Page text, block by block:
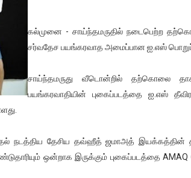
கண்டனப் போராட்டத்திற்கு
படித்த மாணவர்கள் தொடர்பில்
இலங்கைத் தமிழ் குடும்பம்!! நடந்தது என்ன
: ரஜினிக்காக இலங்கை பாடலாசிரியர்
கூடிய இடங்கள்...
கல்முனை - சாய்ந்தமருதில் நடைபெற்ற
சர்வதேச பயங்கரவாத அமைப்பான ஐ.எஸ்
சாய்ந்தமருது வீடொன்றில் தற்கொலை
பயங்கரவாதியின் புகைப்படத்தை ஐ.எஸ்
நடத்திய தேசிய தவ்ஹீத் ஜமாஅத்
ஒன்றாக இருக்கும் புகைப்படத்தை AMAQ